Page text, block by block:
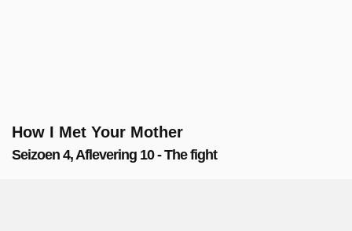
How I Met Your Mother
Seizoen 4, Aflevering 10 - The fight